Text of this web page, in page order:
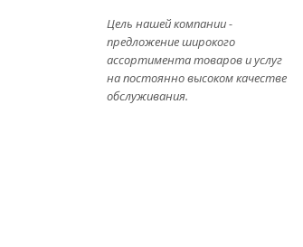
Цель нашей компании -
предложение широкого
ассортимента товаров и услуг
на постоянно высоком качестве
обслуживания.